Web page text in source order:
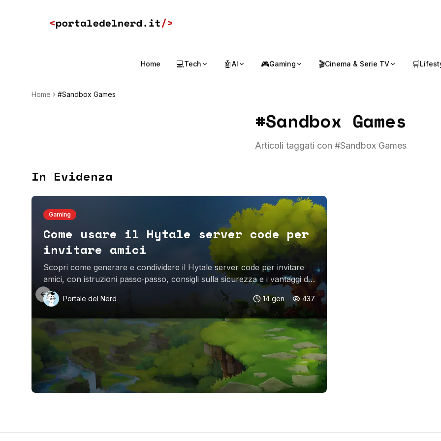
Home 💻Tech 🤖AI 🎮Gaming 🎬Cinema & Serie TV 🛒
Home #Sandbox Games
#Sandbox Games
Articoli taggati con #Sandbox Games
In Evidenza
Gaming
Come usare il Hytale server code per
invitare amici
Scopri come generare e condividere il Hytale server code per invitare
amici, con istruzioni passo‑passo, consigli sulla sicurezza e i vantaggi dei
server.
Portale del Nerd 14 gen 437
Previous slide